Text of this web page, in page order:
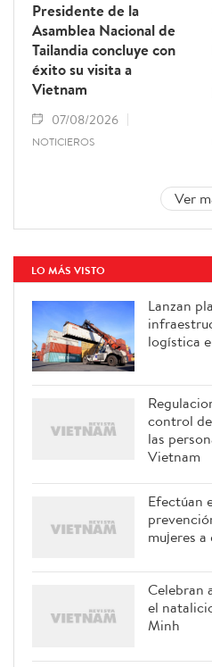
Presidente de la
Asamblea Nacional de
Tailandia concluye con
éxito su visita a
Vietnam
07/08/2026
NOTICIEROS
Ver
LO MÁS VISTO
Lanzan
logística
control
las
Vietnam
Efectúan
mujeres
Celebran
el
Minh